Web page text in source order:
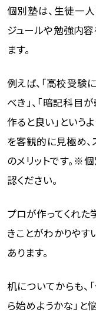
個別塾は、生徒一
ジュールや勉強内容
ます。
例えば、「高校受験
べき」、「暗記科目
作ると良い」という
を客観的に見極め、
のメリットです。※
認ください。
プロが作ってくれた
きことがわかりやす
あります。
机についてからも、
ら始めようかな」と